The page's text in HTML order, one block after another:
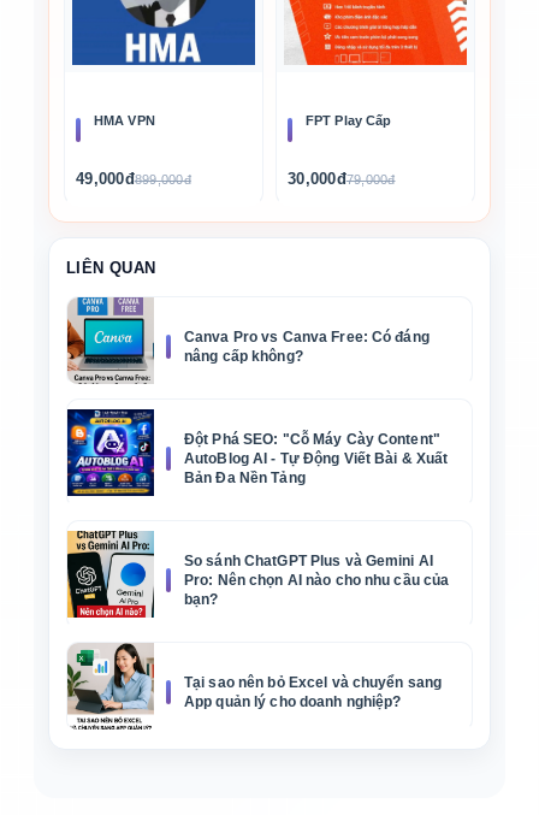
HMA VPN
49,000đ899,000đ
FPT Play Cấp
30,000đ79,000đ
LIÊN QUAN
Canva Pro vs Canva Free: Có đáng
nâng cấp không?
Đột Phá SEO: "Cỗ Máy Cày Content"
AutoBlog AI - Tự Động Viết Bài & Xuất
Bản Đa Nền Tảng
So sánh ChatGPT Plus và Gemini AI
Pro: Nên chọn AI nào cho nhu cầu của
bạn?
Tại sao nên bỏ Excel và chuyển sang
App quản lý cho doanh nghiệp?